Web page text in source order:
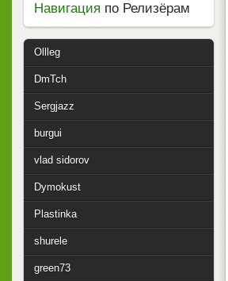
Навигация по Релизёрам
Ollleg
DmTch
Sergjazz
burgui
vlad sidorov
Dymokust
Plastinka
shurele
green73